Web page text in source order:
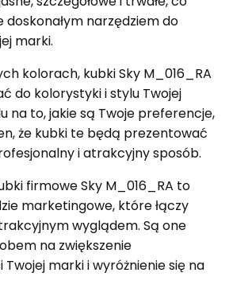
doskonałym narzędziem do
marki.
kolorach, kubki Sky M_016_RA
do kolorystyki i stylu Twojej
na to, jakie są Twoje preferencje,
że kubki te będą prezentować
i atrakcyjny sposób.
firmowe Sky M_016_RA to
marketingowe, które łączy
wyglądem. Są one
na zwiększenie
marki i wyróżnienie się na